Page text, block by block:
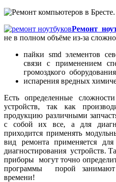
Ремонт
не в полном объёме из-за
пайки smd элементов
связи с применением
громоздкого
испарения вредных
Есть определенные
устройств, так как
продукцию различными
с собой их все, а для
приходится применять
вид ремонта применяется
диагностирования устройств.
приборы могут точно
программы порой занимают
времени!